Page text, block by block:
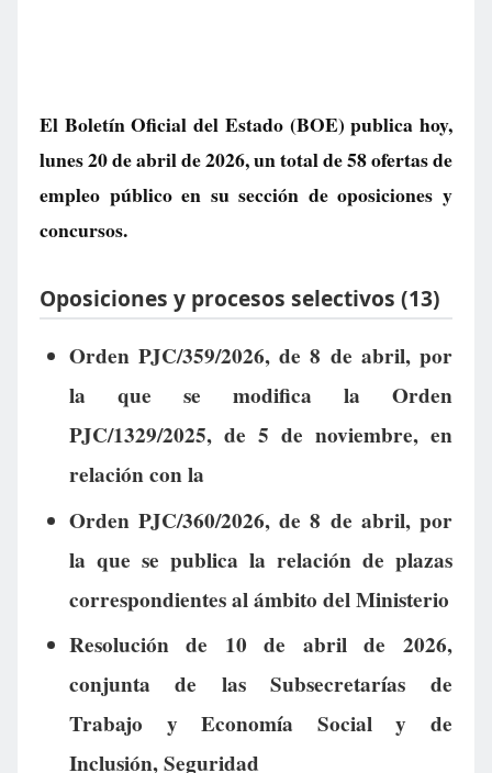
El Boletín Oficial del Estado (BOE) publica hoy,
lunes 20 de abril de 2026, un total de58 ofertas de
empleo públicoen su sección de oposiciones y
concursos.
Oposiciones y procesos selectivos (13)
Orden PJC/359/2026, de 8 de abril, por
la que se modifica la Orden
PJC/1329/2025, de 5 de noviembre, en
relación con la
Orden PJC/360/2026, de 8 de abril, por
la que se publica la relación de plazas
correspondientes al ámbito del Ministerio
Resolución de 10 de abril de 2026,
conjunta de las Subsecretarías de
Trabajo y Economía Social y de
Inclusión, Seguridad